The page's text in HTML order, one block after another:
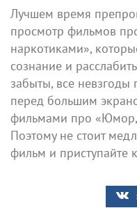
Лучшем время
просмотр фильмов
наркотиками»,
сознание и
забыты, все невзгоды
перед большим
фильмами про «Юмор,
Поэтому не стоит
фильм и приступайте